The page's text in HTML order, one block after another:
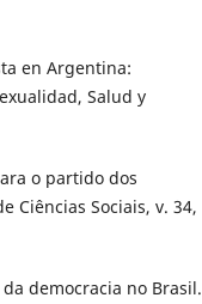
en Argentina:
Salud y
o partido dos
Ciências Sociais, v. 34,
democracia no Brasil.